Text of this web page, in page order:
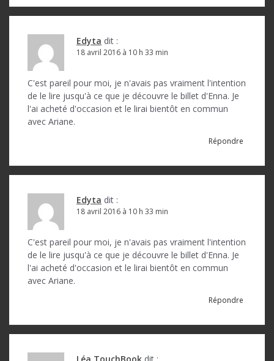
Edyta dit :
18 avril 2016 à 10 h 33 min
C'est pareil pour moi, je n'avais pas vraiment l'intention
de le lire jusqu'à ce que je découvre le billet d'Enna. Je
l'ai acheté d'occasion et le lirai bientôt en commun
avec Ariane.
Répondre
Edyta dit :
18 avril 2016 à 10 h 33 min
C'est pareil pour moi, je n'avais pas vraiment l'intention
de le lire jusqu'à ce que je découvre le billet d'Enna. Je
l'ai acheté d'occasion et le lirai bientôt en commun
avec Ariane.
Répondre
Léa TouchBook dit :